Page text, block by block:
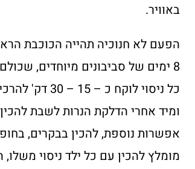
באוויר.
הפעם לא חנוכיה תהייה הכוכבת
8 ימים של סביבונים מיוחדים, שכולם עשויים מדברים שיש לנו בבית.
כל ניסוי לוקח כ – 15 – 30 דק' להרכיב, רצוי להכין את כל ה"מצרכים" מראש,
ומיד אחרי הדלקת הנרות לשבת
אפשרות נוספת, להכין בבקרים,
מומלץ להכין עם כל ילד ניסוי